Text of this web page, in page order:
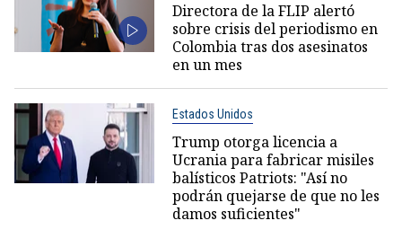
Directora de la FLIP alertó
sobre crisis del periodismo en
Colombia tras dos asesinatos
en un mes
Estados Unidos
Trump otorga licencia a
Ucrania para fabricar misiles
balísticos Patriots: "Así no
podrán quejarse de que no les
damos suficientes"